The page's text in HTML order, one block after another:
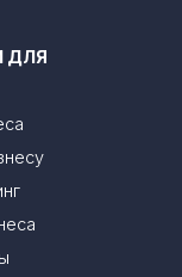
ДЛЯ